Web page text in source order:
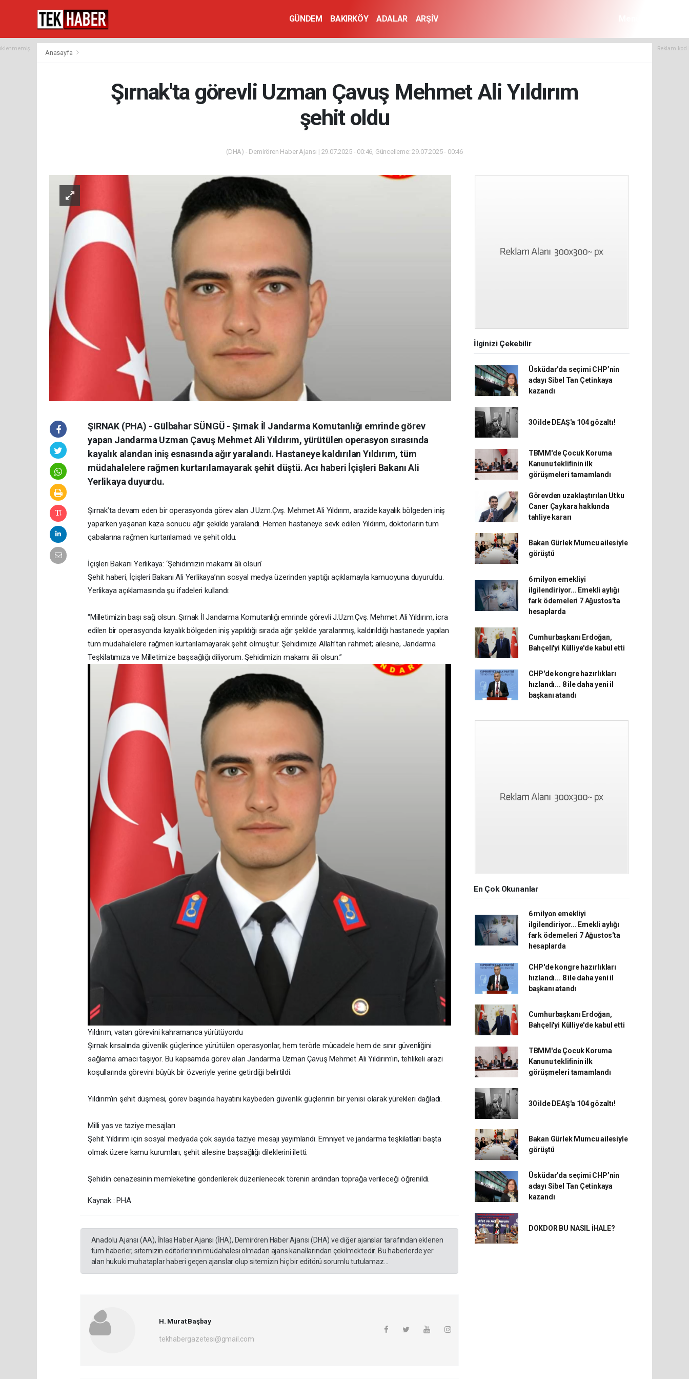
GÜNDEM BAKIRKÖY ADALAR ARŞİV
Reklam
Anasayfa
Şırnak'ta görevli Uzman Çavuş Mehmet Ali Yıldırım
şehit oldu
(DHA) - Demirören Haber Ajansı | 29.07.2025 - 00:46, Güncelleme: 29.07.2025 - 00:46
ŞIRNAK (PHA) - Gülbahar SÜNGÜ - Şırnak İl Jandarma Komutanlığı emrinde görev
yapan Jandarma Uzman Çavuş Mehmet Ali Yıldırım, yürütülen operasyon sırasında
kayalık alandan iniş esnasında ağır yaralandı. Hastaneye kaldırılan Yıldırım, tüm
müdahalelere rağmen kurtarılamayarak şehit düştü. Acı haberi İçişleri Bakanı Ali
Yerlikaya duyurdu.
Şırnak’ta devam eden bir operasyonda görev alan J.Uzm.Çvş. Mehmet Ali Yıldırım, arazide kayalık bölgeden iniş
yaparken yaşanan kaza sonucu ağır şekilde yaralandı. Hemen hastaneye sevk edilen Yıldırım, doktorların tüm
çabalarına rağmen kurtarılamadı ve şehit oldu.
İçişleri Bakanı Yerlikaya: ‘Şehidimizin makamı âli olsun’
Şehit haberi, İçişleri Bakanı Ali Yerlikaya’nın sosyal medya üzerinden yaptığı açıklamayla kamuoyuna duyuruldu.
Yerlikaya açıklamasında şu ifadeleri kullandı:
“Milletimizin başı sağ olsun. Şırnak İl Jandarma Komutanlığı emrinde görevli J.Uzm.Çvş. Mehmet Ali Yıldırım, icra
edilen bir operasyonda kayalık bölgeden iniş yapıldığı sırada ağır şekilde yaralanmış, kaldırıldığı hastanede yapılan
tüm müdahalelere rağmen kurtarılamayarak şehit olmuştur. Şehidimize Allah’tan rahmet; ailesine, Jandarma
Teşkilatımıza ve Milletimize başsağlığı diliyorum. Şehidimizin makamı âli olsun.”
Yıldırım, vatan görevini kahramanca yürütüyordu
Şırnak kırsalında güvenlik güçlerince yürütülen operasyonlar, hem terörle mücadele hem de sınır güvenliğini
sağlama amacı taşıyor. Bu kapsamda görev alan Jandarma Uzman Çavuş Mehmet Ali Yıldırım'ın, tehlikeli arazi
koşullarında görevini büyük bir özveriyle yerine getirdiği belirtildi.
Yıldırım’ın şehit düşmesi, görev başında hayatını kaybeden güvenlik güçlerinin bir yenisi olarak yürekleri dağladı.
Milli yas ve taziye mesajları
Şehit Yıldırım için sosyal medyada çok sayıda taziye mesajı yayımlandı. Emniyet ve jandarma teşkilatları başta
olmak üzere kamu kurumları, şehit ailesine başsağlığı dileklerini iletti.
Şehidin cenazesinin memleketine gönderilerek düzenlenecek törenin ardından toprağa verileceği öğrenildi.
Kaynak : PHA
Anadolu Ajansı (AA), İhlas Haber Ajansı (İHA), Demirören Haber Ajansı (DHA) ve diğer ajanslar tarafından eklenen
tüm haberler, sitemizin editörlerinin müdahalesi olmadan ajans kanallarından çekilmektedir. Bu haberlerde yer
alan hukuki muhataplar haberi geçen ajanslar olup sitemizin hiç bir editörü sorumlu tutulamaz...
H. Murat Başbay
tekhabergazetesi@gmail.com
İlginizi Çekebilir
Üsküdar’da seçimi CHP’nin
adayı Sibel Tan Çetinkaya
kazandı
30 ilde DEAŞ'a 104 gözaltı!
TBMM'de Çocuk Koruma
Kanunu teklifinin ilk
görüşmeleri tamamlandı
Görevden uzaklaştırılan Utku
Caner Çaykara hakkında
tahliye kararı
Bakan Gürlek Mumcu ailesiyle
görüştü
6 milyon emekliyi
ilgilendiriyor... Emekli aylığı
fark ödemeleri 7 Ağustos'ta
hesaplarda
Cumhurbaşkanı Erdoğan,
Bahçeli'yi Külliye'de kabul etti
CHP'de kongre hazırlıkları
hızlandı... 8 ile daha yeni il
başkanı atandı
En Çok Okunanlar
6 milyon emekliyi
ilgilendiriyor... Emekli aylığı
fark ödemeleri 7 Ağustos'ta
hesaplarda
CHP'de kongre hazırlıkları
hızlandı... 8 ile daha yeni il
başkanı atandı
Cumhurbaşkanı Erdoğan,
Bahçeli'yi Külliye'de kabul etti
TBMM'de Çocuk Koruma
Kanunu teklifinin ilk
görüşmeleri tamamlandı
30 ilde DEAŞ'a 104 gözaltı!
Bakan Gürlek Mumcu ailesiyle
görüştü
Üsküdar’da seçimi CHP’nin
adayı Sibel Tan Çetinkaya
kazandı
DOKDOR BU NASIL İHALE?